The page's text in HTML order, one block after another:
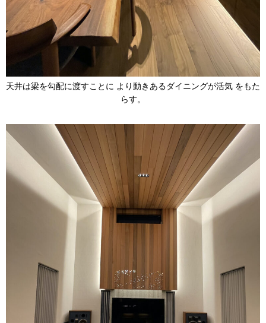
天井は梁を勾配に渡すことに より動きあるダイニングが活気 をもた
らす。